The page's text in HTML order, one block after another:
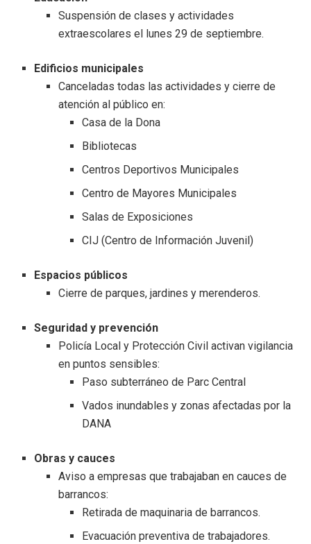
Suspensión de clases y actividades
extraescolares el lunes 29 de septiembre.
Edificios municipales
Canceladas todas las actividades y cierre de
atención al público en:
Casa de la Dona
Bibliotecas
Centros Deportivos Municipales
Centro de Mayores Municipales
Salas de Exposiciones
CIJ (Centro de Información Juvenil)
Espacios públicos
Cierre de parques, jardines y merenderos.
Seguridad y prevención
Policía Local y Protección Civil activan vigilancia
en puntos sensibles:
Paso subterráneo de Parc Central
Vados inundables y zonas afectadas por la
DANA
Obras y cauces
Aviso a empresas que trabajaban en cauces de
barrancos:
Retirada de maquinaria de barrancos.
Evacuación preventiva de trabajadores.